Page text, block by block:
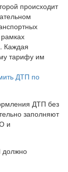
происходит
Каждая
тарифу им
ДТП по
ДТП без
заполняют
и
должно